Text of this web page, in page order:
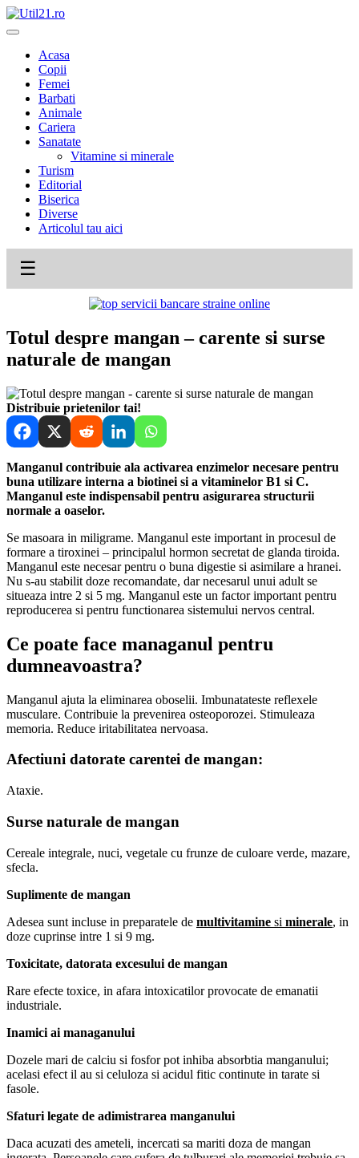
Skip
to
Acasa
Copii
Femei
Barbati
Animale
Cariera
Sanatate
Vitamine si minerale
Turism
Editorial
Biserica
Diverse
Articolul tau aici
☰
Totul despre mangan – carente si surse
naturale de mangan
Distribuie prietenilor tai!
Manganul contribuie ala activarea enzimelor necesare pentru
buna utilizare interna a biotinei si a vitaminelor B1 si C.
Manganul este indispensabil pentru asigurarea structurii
normale a oaselor.
Se masoara in miligrame. Manganul este important in procesul de
formare a tiroxinei – principalul hormon secretat de glanda tiroida.
Manganul este necesar pentru o buna digestie si asimilare a hranei.
Nu s-au stabilit doze recomandate, dar necesarul unui adult se
situeaza intre 2 si 5 mg. Manganul este un factor important pentru
reproducerea si pentru functionarea sistemului nervos central.
Ce poate face managanul pentru
dumneavoastra?
Manganul ajuta la eliminarea oboselii. Imbunatateste reflexele
musculare. Contribuie la prevenirea osteoporozei. Stimuleaza
memoria. Reduce iritabilitatea nervoasa.
Afectiuni datorate carentei de mangan:
Ataxie.
Surse naturale de mangan
Cereale integrale, nuci, vegetale cu frunze de culoare verde, mazare,
sfecla.
Suplimente de mangan
Adesea sunt incluse in preparatele de multivitamine si minerale, in
doze cuprinse intre 1 si 9 mg.
Toxicitate, datorata excesului de mangan
Rare efecte toxice, in afara intoxicatilor provocate de emanatii
industriale.
Inamici ai managanului
Dozele mari de calciu si fosfor pot inhiba absorbtia manganului;
acelasi efect il au si celuloza si acidul fitic continute in tarate si
fasole.
Sfaturi legate de adimistrarea manganului
Daca acuzati des ameteli, incercati sa mariti doza de mangan